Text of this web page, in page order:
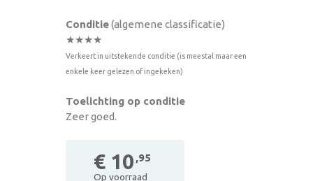
Conditie(algemene classificatie)
★★★★
Verkeert in uitstekende conditie (is meestal maar een
enkele keer gelezen of ingekeken)
Toelichting op conditie
Zeer goed.
€ 10 ,95
Op voorraad